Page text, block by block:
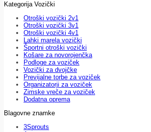
Kategorija Vozički
Otroški vozički 2v1
Otroški vozički 3v1
Otroški vozički 4v1
Lahki marela vozički
Športni otroški vozički
Košare za novorojenčka
Podloge za voziček
Vozički za dvojčke
Previjalne torbe za voziček
Organizatorji za voziček
Zimske vreče za voziček
Dodatna oprema
Blagovne znamke
3Sprouts